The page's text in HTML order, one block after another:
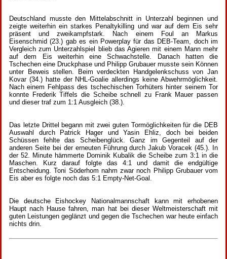
Deutschland musste den Mittelabschnitt in Unterzahl beginnen und
zeigte weiterhin ein starkes Penaltykilling und war auf dem Eis sehr
präsent und zweikampfstark. Nach einem Foul an Markus
Eisenschmid (23.) gab es ein Powerplay für das DEB-Team, doch im
Vergleich zum Unterzahlspiel blieb das Agieren mit einem Mann mehr
auf dem Eis weiterhin eine Schwachstelle. Danach hatten die
Tschechen eine Druckphase und Philipp Grubauer musste sein Können
unter Beweis stellen. Beim verdeckten Handgelenkschuss von Jan
Kovar (34.) hatte der NHL-Goalie allerdings keine Abwehrmöglichkeit.
Nach einem Fehlpass des tschechischen Torhüters hinter seinem Tor
konnte Frederik Tiffels die Scheibe schnell zu Frank Mauer passen
und dieser traf zum 1:1 Ausgleich (38.).
Das letzte Drittel begann mit zwei guten Tormöglichkeiten für die DEB
Auswahl durch Patrick Hager und Yasin Ehliz, doch bei beiden
Schüssen fehlte das Scheibenglück. Ganz im Gegenteil auf der
anderen Seite bei der erneuten Führung durch Jakub Voracek (45.). In
der 52. Minute hämmerte Dominik Kubalik die Scheibe zum 3:1 in die
Maschen. Kurz darauf folgte das 4:1 und damit die endgültige
Entscheidung. Toni Söderhom nahm zwar noch Philipp Grubauer vom
Eis aber es folgte noch das 5:1 Empty-Net-Goal.
Die deutsche Eishockey Nationalmannschaft kann mit erhobenen
Haupt nach Hause fahren, man hat bei dieser Weltmeisterschaft mit
guten Leistungen geglänzt und gegen die Tschechen war heute einfach
nichts drin.